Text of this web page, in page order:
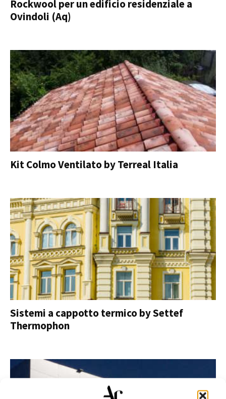
Rockwool per un edificio residenziale a
Ovindoli (Aq)
Kit Colmo Ventilato by Terreal Italia
Sistemi a cappotto termico by Settef
Thermophon